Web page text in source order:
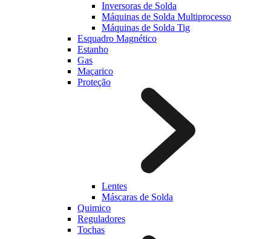
Inversoras de Solda
Máquinas de Solda Multiprocesso
Máquinas de Solda Tig
Esquadro Magnético
Estanho
Gas
Maçarico
Proteção
Lentes
Máscaras de Solda
Quimico
Reguladores
Tochas